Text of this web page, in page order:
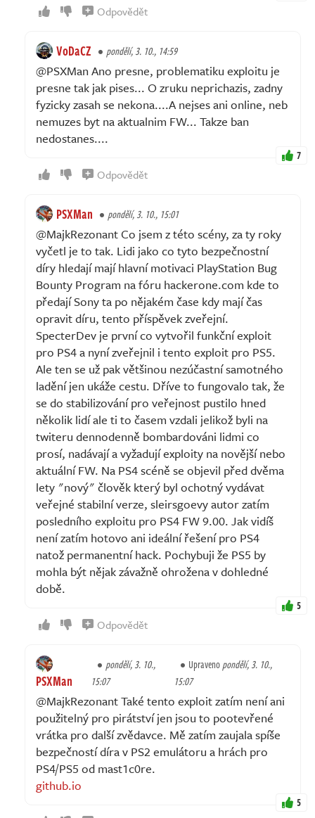
Odpovědět
VoDaCZ pondělí, 3. 10., 14:59
@PSXMan Ano presne, problematiku exploitu je
presne tak jak pises... O zruku neprichazis, zadny
fyzicky zasah se nekona....A nejses ani online, neb
nemuzes byt na aktualnim FW... Takze ban
nedostanes....
7
Odpovědět
PSXMan pondělí, 3. 10., 15:01
@MajkRezonant Co jsem z této scény, za ty roky
vyčetl je to tak. Lidi jako co tyto bezpečnostní
díry hledají mají hlavní motivaci PlayStation Bug
Bounty Program na fóru hackerone.com kde to
předají Sony ta po nějakém čase kdy mají čas
opravit díru, tento příspěvek zveřejní.
SpecterDev je první co vytvořil funkční exploit
pro PS4 a nyní zveřejnil i tento exploit pro PS5.
Ale ten se už pak většinou nezúčastní samotného
ladění jen ukáže cestu. Dříve to fungovalo tak, že
se do stabilizování pro veřejnost pustilo hned
několik lidí ale ti to časem vzdali jelikož byli na
twiteru dennodenně bombardováni lidmi co
prosí, nadávají a vyžadují exploity na novější nebo
aktuální FW. Na PS4 scéně se objevil před dvěma
lety "nový" člověk který byl ochotný vydávat
veřejné stabilní verze, sleirsgoevy autor zatím
posledního exploitu pro PS4 FW 9.00. Jak vidíš
není zatím hotovo ani ideální řešení pro PS4
natož permanentní hack. Pochybuji že PS5 by
mohla být nějak závažně ohrožena v dohledné
době.
5
Odpovědět
PSXMan
pondělí, 3. 10.,
15:07
Upravenopondělí, 3. 10.,
15:07
@MajkRezonant Také tento exploit zatím není ani
použitelný pro pirátství jen jsou to pootevřené
vrátka pro další zvědavce. Mě zatím zaujala spíše
bezpečností díra v PS2 emulátoru a hrách pro
PS4/PS5 od mast1c0re.
github.io
5